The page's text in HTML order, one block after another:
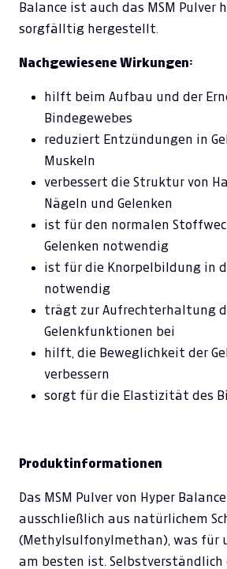
Balance ist auch das MSM Pulver
sorgfälltig hergestellt.
Nachgewiesene Wirkungen:
hilft beim Aufbau und der
Bindegewebes
reduziert Entzündungen in
Muskeln
verbessert die Struktur von
Nägeln und Gelenken
ist für den normalen
Gelenken notwendig
ist für die Knorpelbildung in
notwendig
trägt zur Aufrechterhaltung
Gelenkfunktionen bei
hilft, die Beweglichkeit der
verbessern
sorgt für die Elastizität des
Produktinformationen
Das MSM Pulver von Hyper
ausschließlich aus natürlichem
(Methylsulfonylmethan), was für
am besten ist.